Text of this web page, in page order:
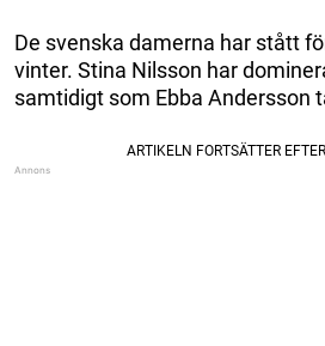
De svenska damerna har stått
vinter. Stina Nilsson har
samtidigt som Ebba Andersson